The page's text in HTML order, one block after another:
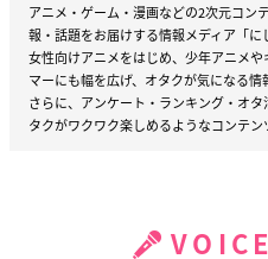
アニメ・ゲーム・漫画などの2次元コン
報・話題をお届けする情報メディア「に
女性向けアニメをはじめ、少年アニメ
マーにも幅を広げ、オタクが気になる情
さらに、アンケート・ランキング・オ
タクがワクワク楽しめるようなコンテン